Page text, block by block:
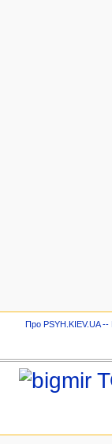
Про PSYH.KIEV.UA --